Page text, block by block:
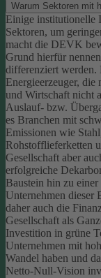
Warum Sektoren mit
Einige institutionelle
Sektoren, um
macht die DEVK
Grund hierfür
differenziert werden.
Energieerzeuger,
und Wirtschaft nicht
Auslauf- bzw.
es Branchen mit
Emissionen wie
Rohstofflieferketten
Gesellschaft aber
erfolgreiche
Baustein hin zu
Unternehmen dieser
daher auch die
Gesellschaft als
Investition in grüne
Unternehmen mit
Wandel haben und
Netto-Null-Vision